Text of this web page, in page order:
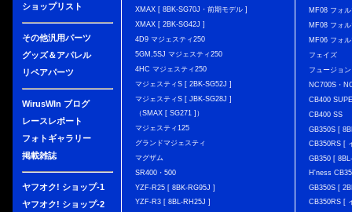
ショップリスト
その他汎用パーツ
グッズ＆アパレル
リペアパーツ
WirusWIn ブログ
レースレポート
フォトギャラリー
掲載雑誌
ヤフオク! ショップ-1
ヤフオク! ショップ-2
XMAX [ 8BK-SG70J・前期モデル ]
XMAX [ 2BK-SG42J ]
4D9 マジェスティ250
5GM,5SJ マジェスティ250
4HC マジェスティ250
マジェスティS [ 2BK-SG52J ]
マジェスティS [ JBK-SG28J ]
（SMAX [ SG271 ]）
マジェスティ125
グランドマジェスティ
マグザム
SR400・500
YZF-R25 [ 8BK-RG95J ]
YZF-R3 [ 8BL-RH25J ]
MF08 フォ
MF08 フォ
MF06 フォ
フェイズ
フュージョン
NC700S・
CB400
CB400 SS
GB350S [
CB350RS [
GB350 [
H'ness
GB350S [
CB350RS [